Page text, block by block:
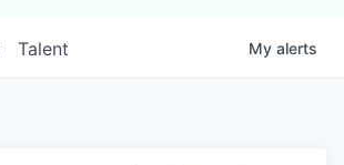
Talent My alerts